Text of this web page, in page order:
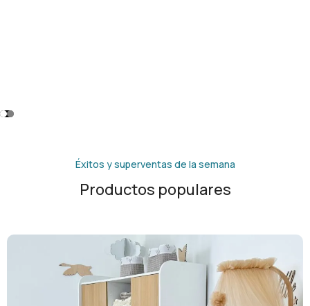
Éxitos y superventas de la semana
Productos populares